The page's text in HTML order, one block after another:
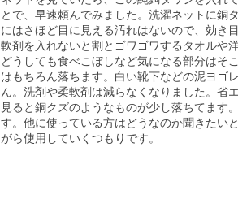
とで、早速頼んでみました。洗濯ネットに銅
にはさほど目に見える汚れはないので、効き
軟剤を入れないと割とゴワゴワするタオルや
どうしても食べこぼしなど気になる部分はそ
はもちろん落ちます。白い靴下などの泥ヨゴ
ん。洗剤や柔軟剤は減らなくなりました。省
見ると銅クズのようなものが少し落ちてます
す。他に使っている方はどうなのか聞きたい
がら使用していくつもりです。